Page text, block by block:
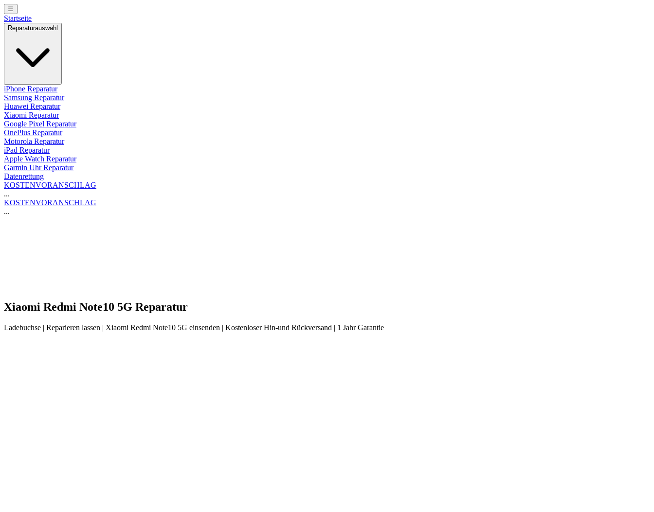
☰
Startseite
Reparaturauswahl
iPhone Reparatur
Samsung Reparatur
Huawei Reparatur
Xiaomi Reparatur
Google Pixel Reparatur
OnePlus Reparatur
Motorola Reparatur
iPad Reparatur
Apple Watch Reparatur
Garmin Uhr Reparatur
Datenrettung
KOSTENVORANSCHLAG
...
KOSTENVORANSCHLAG
...
Xiaomi Redmi Note10 5G Reparatur
Ladebuchse | Reparieren lassen | Xiaomi Redmi Note10 5G einsenden | Kostenloser Hin-und Rückversand | 1 Jahr Garantie